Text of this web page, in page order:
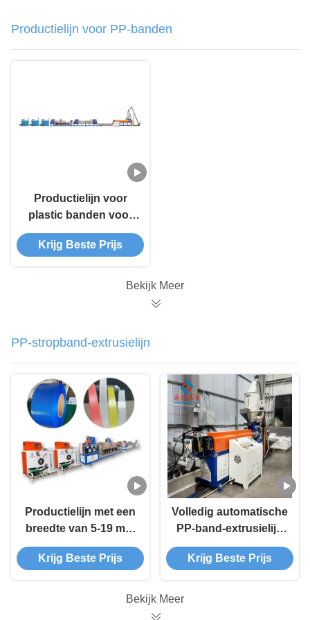
Productielijn voor PP-banden
Productielijn voor
plastic banden voor
korrels
Krijg Beste Prijs
Bekijk Meer
PP-stropband-extrusielijn
Productielijn met een
breedte van 5-19 mm
voor PP-
verpakkingsbanden
Krijg Beste Prijs
Volledig automatische
PP-band-extrusielijn
±0,03 mm Tolerantie
voor verpakking
Krijg Beste Prijs
Bekijk Meer